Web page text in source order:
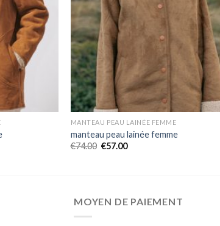
MANTEAU PEAU LAINÉE FEMME
manteau peau lainée femme
€74.00 €57.00
MOYEN DE PAIEMENT